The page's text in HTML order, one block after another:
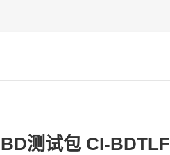
BD测试包 CI-BDTLF